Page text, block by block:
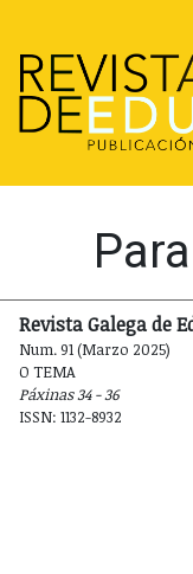
Revista Galega de
Num. 91 (Marzo 2025)
O TEMA
Páxinas 34 - 36
ISSN: 1132-8932